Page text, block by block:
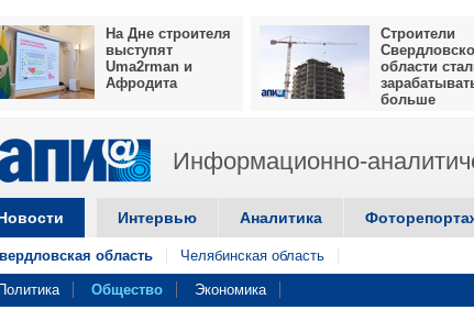
На Дне строителя
выступят
Uma2rman и
Афродита
Строители
области
больше
Информационно-
Интервью Аналитика
область Челябинская область
Политика Общество Экономика